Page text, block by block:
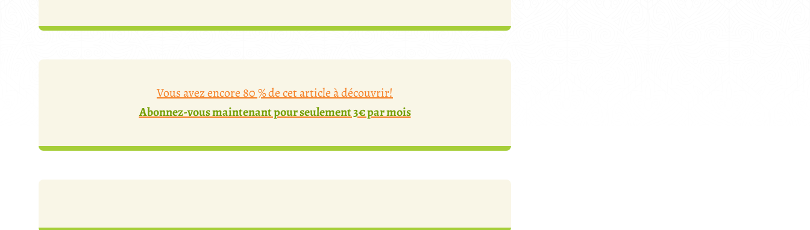
Vous avez encore 80 % de cet article à découvrir!
Abonnez-vous maintenant pour seulement 3€ par mois